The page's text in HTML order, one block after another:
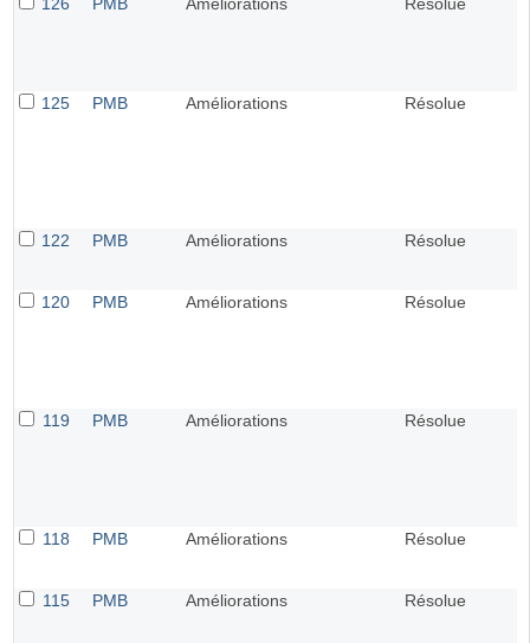
125 PMB Améliorations Résolue
122 PMB Améliorations Résolue
120 PMB Améliorations Résolue
119 PMB Améliorations Résolue
118 PMB Améliorations Résolue
115 PMB Améliorations Résolue